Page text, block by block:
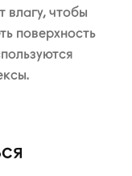
влагу, чтобы
поверхность